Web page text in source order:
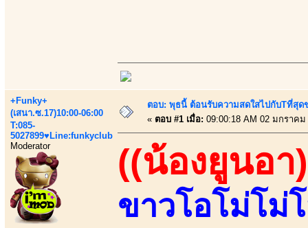
+Funky+
(เสนา.ซ.17)10:00-06:00
T:085-
5027899♥Line:funkyclub
Moderator
ตอบ: พุธนี้ ต้อนรับความสดใสไปกับTที่สุด
« ตอบ #1 เมื่อ: 09:00:18 AM 02 มกราคม
((น้องยูนอา
ขาวโอโม่โม่